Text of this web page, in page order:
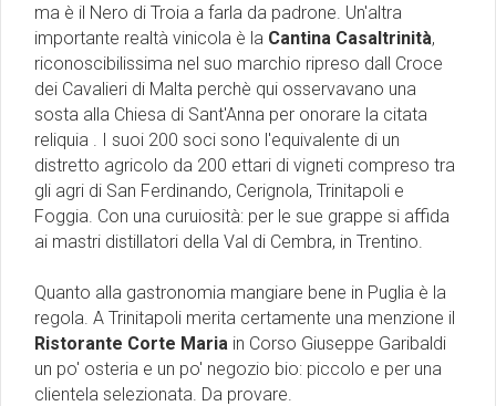
ma è il Nero di Troia a farla da padrone. Un'altra
importante realtà vinicola è la Cantina Casaltrinità,
riconoscibilissima nel suo marchio ripreso dall Croce
dei Cavalieri di Malta perchè qui osservavano una
sosta alla Chiesa di Sant'Anna per onorare la citata
reliquia . I suoi 200 soci sono l'equivalente di un
distretto agricolo da 200 ettari di vigneti compreso tra
gli agri di San Ferdinando, Cerignola, Trinitapoli e
Foggia. Con una curuiosità: per le sue grappe si affida
ai mastri distillatori della Val di Cembra, in Trentino.
Quanto alla gastronomia mangiare bene in Puglia è la
regola. A Trinitapoli merita certamente una menzione il
Ristorante Corte Maria in Corso Giuseppe Garibaldi
un po' osteria e un po' negozio bio: piccolo e per una
clientela selezionata. Da provare.